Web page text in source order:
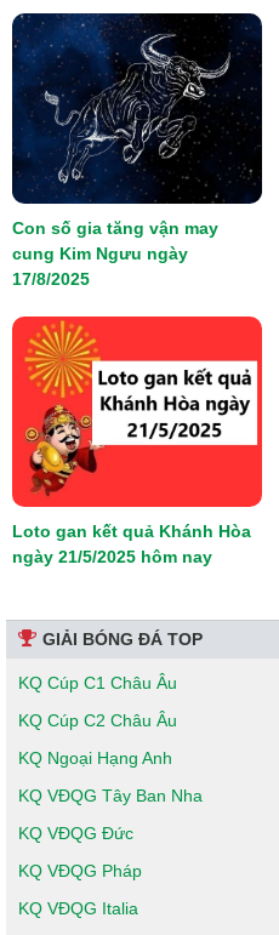
Con số gia tăng vận may
cung Kim Ngưu ngày
17/8/2025
Loto gan kết quả Khánh Hòa
ngày 21/5/2025 hôm nay
GIẢI BÓNG ĐÁ TOP
KQ Cúp C1 Châu Âu
KQ Cúp C2 Châu Âu
KQ Ngoại Hạng Anh
KQ VĐQG Tây Ban Nha
KQ VĐQG Đức
KQ VĐQG Pháp
KQ VĐQG Italia